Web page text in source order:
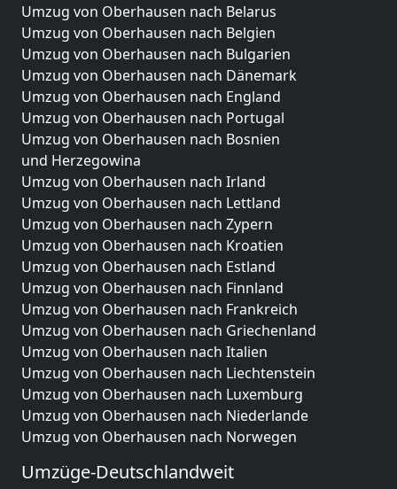
Umzug von Oberhausen nach Belarus
Umzug von Oberhausen nach Belgien
Umzug von Oberhausen nach Bulgarien
Umzug von Oberhausen nach Dänemark
Umzug von Oberhausen nach England
Umzug von Oberhausen nach Portugal
Umzug von Oberhausen nach Bosnien
und Herzegowina
Umzug von Oberhausen nach Irland
Umzug von Oberhausen nach Lettland
Umzug von Oberhausen nach Zypern
Umzug von Oberhausen nach Kroatien
Umzug von Oberhausen nach Estland
Umzug von Oberhausen nach Finnland
Umzug von Oberhausen nach Frankreich
Umzug von Oberhausen nach Griechenland
Umzug von Oberhausen nach Italien
Umzug von Oberhausen nach Liechtenstein
Umzug von Oberhausen nach Luxemburg
Umzug von Oberhausen nach Niederlande
Umzug von Oberhausen nach Norwegen
Umzüge-Deutschlandweit